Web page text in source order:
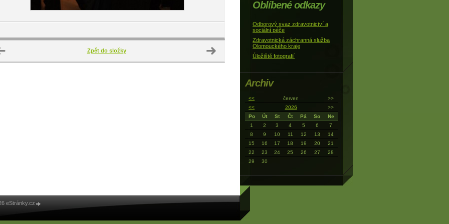
Zpět do složky
Oblíbené odkazy
Odborový svaz zdravotnictví a
sociální péče
Zdravotnická záchranná služba
Olomouckého kraje
Úložiště fotografií
Archiv
<< červen
>>
<<
2026
>>
Po
Út St Čt Pá So
Ne
1
2 3 4 5 6
7
8
9 10 11 12 13
14
15
16 17 18 19 20
21
22
23 24 25 26 27
28
29
30
eStránky.cz